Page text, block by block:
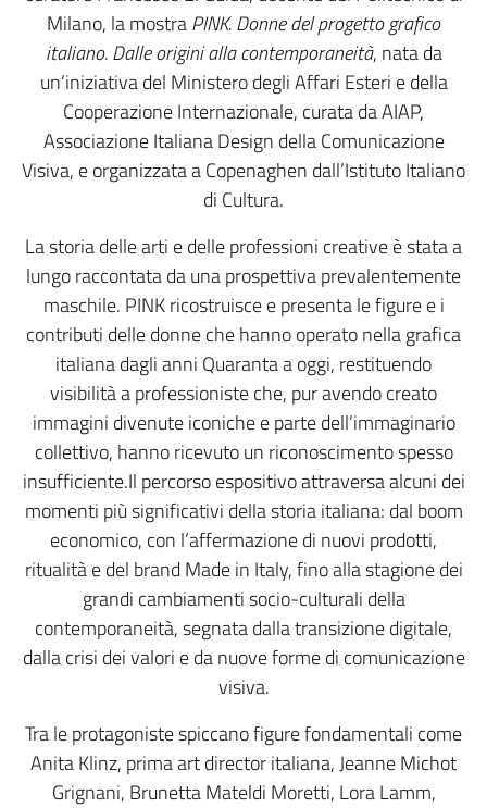
Milano, la mostraPINK. Donne del progetto grafico
italiano. Dalle origini alla contemporaneità, nata da
un’iniziativa del Ministero degli Affari Esteri e della
Cooperazione Internazionale, curata da AIAP,
Associazione Italiana Design della Comunicazione
Visiva, e organizzata a Copenaghen dall’Istituto Italiano
di Cultura.
La storia delle arti e delle professioni creative è stata a
lungo raccontata da una prospettiva prevalentemente
maschile. PINK ricostruisce e presenta le figure e i
contributi delle donne che hanno operato nella grafica
italiana dagli anni Quaranta a oggi, restituendo
visibilità a professioniste che, pur avendo creato
immagini divenute iconiche e parte dell’immaginario
collettivo, hanno ricevuto un riconoscimento spesso
insufficiente.Il percorso espositivo attraversa alcuni dei
momenti più significativi della storia italiana: dal boom
economico, con l’affermazione di nuovi prodotti,
ritualità e del brand Made in Italy, fino alla stagione dei
grandi cambiamenti socio-culturali della
contemporaneità, segnata dalla transizione digitale,
dalla crisi dei valori e da nuove forme di comunicazione
visiva.
Tra le protagoniste spiccano figure fondamentali come
Anita Klinz, prima art director italiana, Jeanne Michot
Grignani, Brunetta Mateldi Moretti, Lora Lamm,